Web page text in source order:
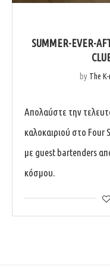
SUMMER-EVER-
by The
Απολαύστε την
καλοκαιριού στο Four
με guest bartenders
κόσμου.